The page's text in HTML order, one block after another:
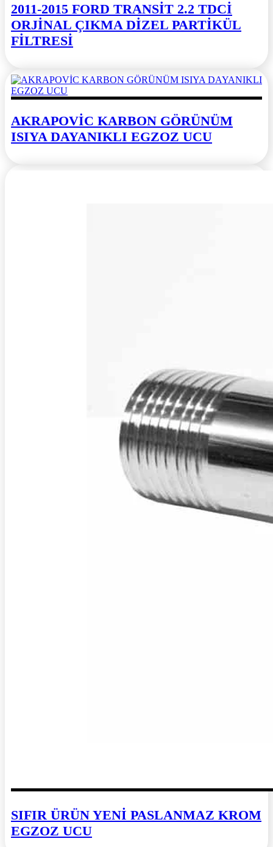
2011-2015 FORD TRANSİT 2.2 TDCİ
ORJİNAL ÇIKMA DİZEL PARTİKÜL
FİLTRESİ
AKRAPOVİC KARBON GÖRÜNÜM
ISIYA DAYANIKLI EGZOZ UCU
SIFIR ÜRÜN YENİ PASLANMAZ KROM
EGZOZ UCU